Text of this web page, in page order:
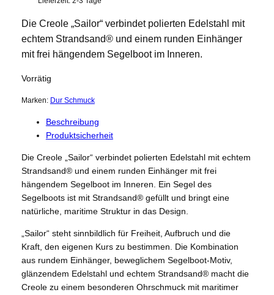
Die Creole „Sailor“ verbindet polierten Edelstahl mit
echtem Strandsand® und einem runden Einhänger
mit frei hängendem Segelboot im Inneren.
Vorrätig
Marken: Dur Schmuck
Beschreibung
Produktsicherheit
Die Creole „Sailor“ verbindet polierten Edelstahl mit echtem
Strandsand® und einem runden Einhänger mit frei
hängendem Segelboot im Inneren. Ein Segel des
Segelboots ist mit Strandsand® gefüllt und bringt eine
natürliche, maritime Struktur in das Design.
„Sailor“ steht sinnbildlich für Freiheit, Aufbruch und die
Kraft, den eigenen Kurs zu bestimmen. Die Kombination
aus rundem Einhänger, beweglichem Segelboot-Motiv,
glänzendem Edelstahl und echtem Strandsand® macht die
Creole zu einem besonderen Ohrschmuck mit maritimer